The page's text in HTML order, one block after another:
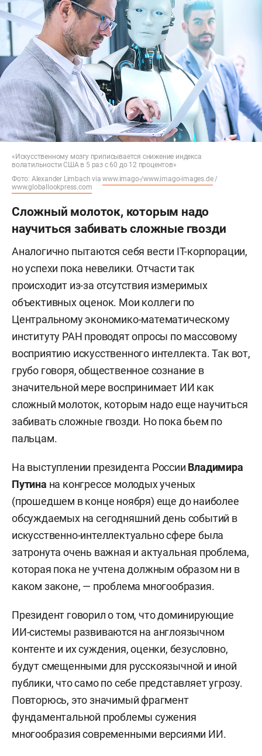
«Искусственному мозгу приписывается снижение индекса
волатильности США в 5 раз с 60 до 12 процентов»
Фото: Alexander Limbach viawww.imago-/www.imago-images.de/
www.globallookpress.com
Сложный молоток, которым надо
научиться забивать сложные гвозди
Аналогично пытаются себя вести IT-корпорации,
но успехи пока невелики. Отчасти так
происходит из-за отсутствия измеримых
объективных оценок. Мои коллеги по
Центральному экономико-математическому
институту РАН проводят опросы по массовому
восприятию искусственного интеллекта. Так вот,
грубо говоря, общественное сознание в
значительной мере воспринимает ИИ как
сложный молоток, которым надо еще научиться
забивать сложные гвозди. Но пока бьем по
пальцам.
На выступлении президента России Владимира
Путина на конгрессе молодых ученых
(прошедшем в конце ноября) еще до наиболее
обсуждаемых на сегодняшний день событий в
искусственно-интеллектуально сфере была
затронута очень важная и актуальная проблема,
которая пока не учтена должным образом ни в
каком законе, — проблема многообразия.
Президент говорил о том, что доминирующие
ИИ-системы развиваются на англоязычном
контенте и их суждения, оценки, безусловно,
будут смещенными для русскоязычной и иной
публики, что само по себе представляет угрозу.
Повторюсь, это значимый фрагмент
фундаментальной проблемы сужения
многообразия современными версиями ИИ.